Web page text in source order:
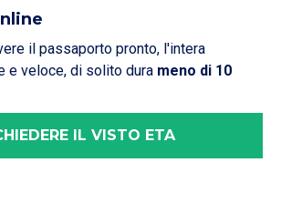
il passaporto pronto, l'intera
e veloce, di solito dura meno di 10
IL VISTO ETA